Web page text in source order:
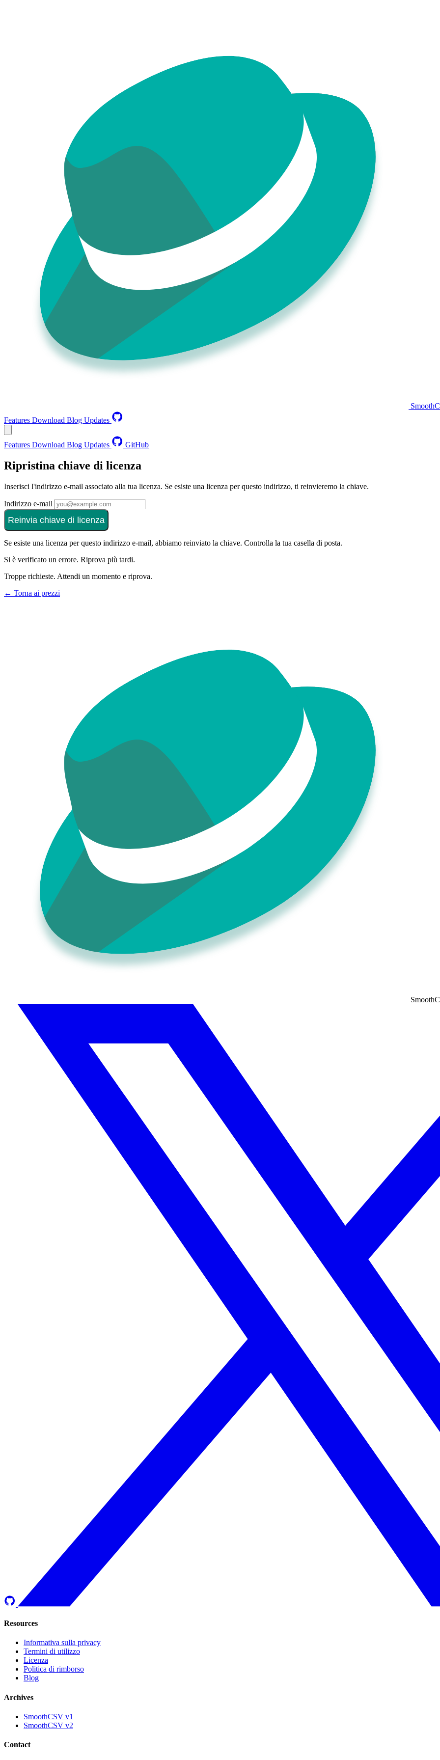
Features Download Blog Updates
Features Download Blog Updates GitHub
Ripristina chiave di licenza
Inserisci l'indirizzo e-mail associato alla tua licenza. Se esiste una licenza per questo indirizzo, ti reinvieremo la chiave.
Indirizzo e-mail
Reinvia chiave di licenza
Se esiste una licenza per questo indirizzo e-mail, abbiamo reinviato la chiave. Controlla la tua casella di posta.
Si è verificato un errore. Riprova più tardi.
Troppe richieste. Attendi un momento e riprova.
← Torna ai prezzi
Resources
Informativa sulla privacy
Termini di utilizzo
Licenza
Politica di rimborso
Blog
Archives
SmoothCSV v1
SmoothCSV v2
Contact